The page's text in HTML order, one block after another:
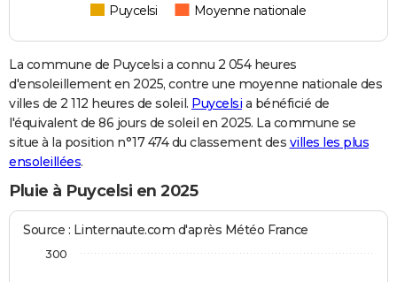
Puycelsi Moyenne nationale
La commune de Puycelsi a connu 2 054 heures
d'ensoleillement en 2025, contre une moyenne nationale des
villes de 2 112 heures de soleil. Puycelsi a bénéficié de
l'équivalent de 86 jours de soleil en 2025. La commune se
situe à la position n°17 474 du classement des villes les plus
ensoleillées.
Pluie à Puycelsi en 2025
Source : Linternaute.com d'après Météo France
300